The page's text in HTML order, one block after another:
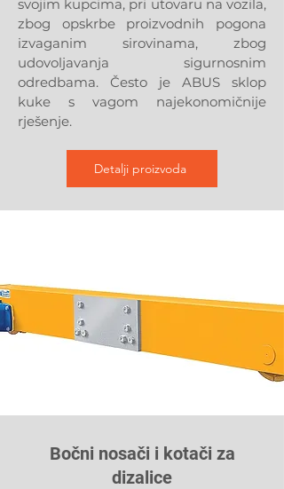
svojim kupcima, pri utovaru na vozila,
zbog opskrbe proizvodnih pogona
izvaganim sirovinama, zbog
udovoljavanja sigurnosnim
odredbama. Često je ABUS sklop
kuke s vagom najekonomičnije
rješenje.
Detalji proizvoda
Bočni nosači i kotači za
dizalice